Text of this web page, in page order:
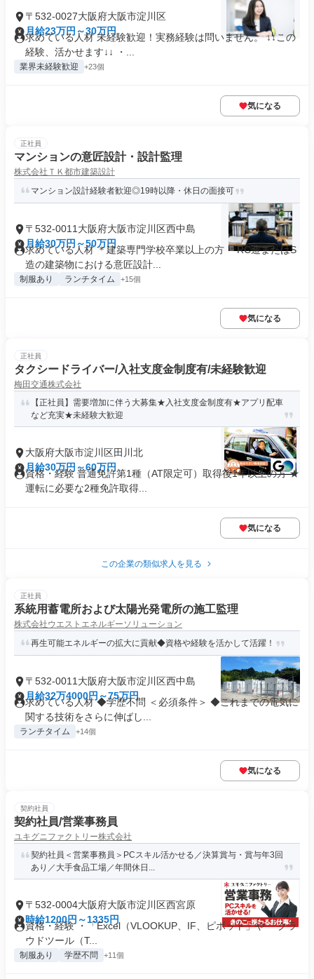
〒532-0027大阪府大阪市淀川区
月給23万円～30万円
求めている人材 未経験歓迎！実務経験は問いません。 ↓↓この
経験、活かせます↓↓ ・...
業界未経験歓迎 +23個
気になる
正社員
マンションの意匠設計・設計監理
株式会社ＴＫ都市建築設計
マンション設計経験者歓迎◎19時以降・休日の面接可
〒532-0011大阪府大阪市淀川区西中島
月給30万円～50万円
求めている人材 ＊建築専門学校卒業以上の方 ＊RC造またはS
造の建築物における意匠設計...
制服あり ランチタイム +15個
気になる
正社員
タクシードライバー/入社支度金制度有/未経験歓迎
梅田交通株式会社
【正社員】需要増加に伴う大募集★入社支度金制度有★アプリ配車
など充実★未経験大歓迎
大阪府大阪市淀川区田川北
月給30万円～60万円
資格・経験 普通免許第1種（AT限定可）取得後1年以上の方 ★
運転に必要な2種免許取得...
気になる
この企業の類似求人を見る
正社員
系統用蓄電所および太陽光発電所の施工監理
株式会社ウエストエネルギーソリューション
再生可能エネルギーの拡大に貢献◆資格や経験を活かして活躍！
〒532-0011大阪府大阪市淀川区西中島
月給32万4000円～75万円
求めている人材 ◆学歴不問 ＜必須条件＞ ◆これまでの電気に
関する技術をさらに伸ばし...
ランチタイム +14個
気になる
契約社員
契約社員/営業事務員
ユキグニファクトリー株式会社
契約社員＜営業事務員＞PCスキル活かせる／決算賞与・賞与年3回
あり／大手食品工場／年間休日...
〒532-0004大阪府大阪市淀川区西宮原
時給1200円～1335円
資格・経験 ・「Excel（VLOOKUP、IF、ピボット」や 「クラ
ウドツール（T...
制服あり 学歴不問 +11個